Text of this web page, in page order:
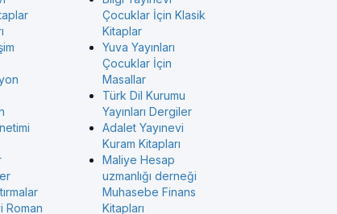
Roman
Çocuklar İçin Klasik
Kitaplar
Yuva Yayınları
Çocuklar İçin
Masallar
Türk Dil Kurumu
Yayınları Dergiler
Adalet Yayınevi
Kuram Kitapları
Maliye Hesap
uzmanlığı derneği
Muhasebe Finans
Kitapları